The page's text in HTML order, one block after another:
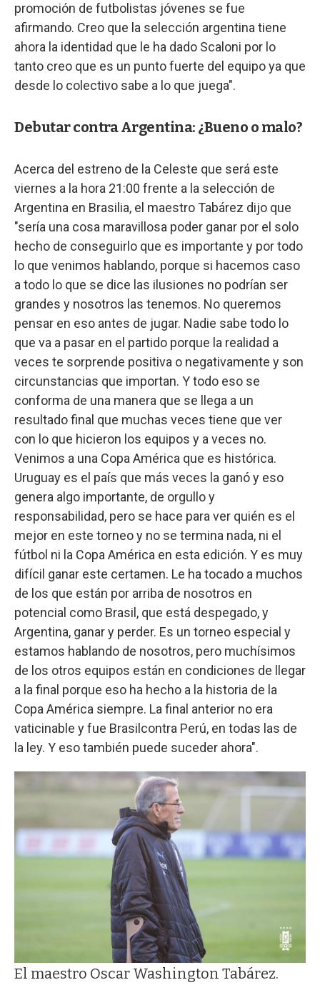
promoción de futbolistas jóvenes se fue
afirmando. Creo que la selección argentina tiene
ahora la identidad que le ha dado Scaloni por lo
tanto creo que es un punto fuerte del equipo ya que
desde lo colectivo sabe a lo que juega".
Debutar contra Argentina: ¿Bueno o malo?
Acerca del estreno de la Celeste que será este
viernes a la hora 21:00 frente a la selección de
Argentina en Brasilia, el maestro Tabárez dijo que
"sería una cosa maravillosa poder ganar por el solo
hecho de conseguirlo que es importante y por todo
lo que venimos hablando, porque si hacemos caso
a todo lo que se dice las ilusiones no podrían ser
grandes y nosotros las tenemos. No queremos
pensar en eso antes de jugar. Nadie sabe todo lo
que va a pasar en el partido porque la realidad a
veces te sorprende positiva o negativamente y son
circunstancias que importan. Y todo eso se
conforma de una manera que se llega a un
resultado final que muchas veces tiene que ver
con lo que hicieron los equipos y a veces no.
Venimos a una Copa América que es histórica.
Uruguay es el país que más veces la ganó y eso
genera algo importante, de orgullo y
responsabilidad, pero se hace para ver quién es el
mejor en este torneo y no se termina nada, ni el
fútbol ni la Copa América en esta edición. Y es muy
difícil ganar este certamen. Le ha tocado a muchos
de los que están por arriba de nosotros en
potencial como Brasil, que está despegado, y
Argentina, ganar y perder. Es un torneo especial y
estamos hablando de nosotros, pero muchísimos
de los otros equipos están en condiciones de llegar
a la final porque eso ha hecho a la historia de la
Copa América siempre. La final anterior no era
vaticinable y fue Brasilcontra Perú, en todas las de
la ley. Y eso también puede suceder ahora".
El maestro Oscar Washington Tabárez.